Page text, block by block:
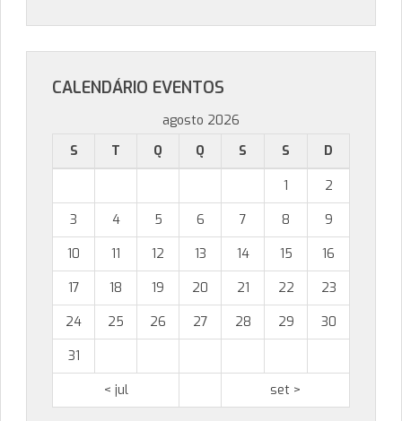
CALENDÁRIO EVENTOS
agosto 2026
S
T Q Q S S D
1
2
3
4 5 6 7 8
9
10
11 12 13 14 15
16
17
18 19 20 21 22
23
24
25 26 27 28 29
30
31
< jul
set >